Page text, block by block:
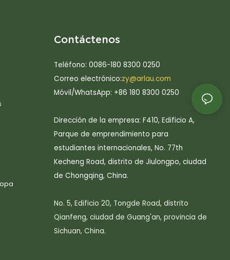
Contáctenos
Teléfono: 0086-180 8300 0250
Correo electrónico:zy@arlau.com
Móvil/WhatsApp: +86 180 8300 0250
Dirección de la empresa: F410, Edificio A,
Parque de emprendimiento para
estudiantes internacionales, No. 77th
Kecheng Road, distrito de Jiulongpo, ciudad
de Chongqing, China.
No. 5, Edificio 20, Tongde Road, distrito
Qianfeng, ciudad de Guang'an, provincia de
Sichuan, China.